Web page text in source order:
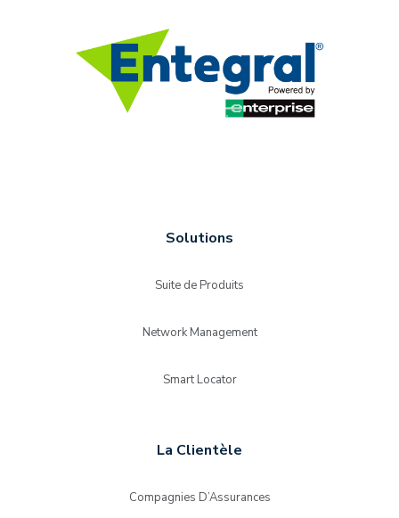
Solutions
Suite de Produits
Network Management
Smart Locator
La Clientèle
Compagnies D’Assurances